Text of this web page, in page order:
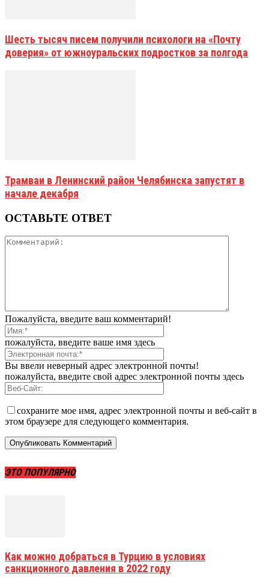
Шесть тысяч писем получили психологи на «Почту
доверия» от южноуральских подростков за полгода
Трамваи в Ленинский район Челябинска запустят в
начале декабря
ОСТАВЬТЕ ОТВЕТ
Пожалуйста, введите ваш комментарий!
пожалуйста, введите ваше имя здесь
Вы ввели неверный адрес электронной почты!
пожалуйста, введите свой адрес электронной почты здесь
сохраните мое имя, адрес электронной почты и веб-сайт в
этом браузере для следующего комментария.
ЭТО ПОПУЛЯРНО
Как можно добраться в Турцию в условиях
санкционного давления в 2022 году